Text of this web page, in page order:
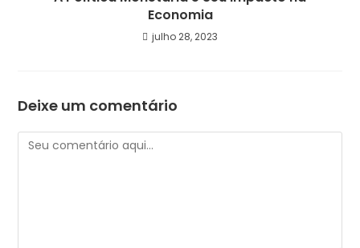
Economia
julho 28, 2023
Deixe um comentário